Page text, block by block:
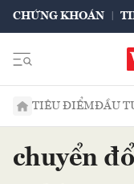
CHỨNG KHOÁN
TIÊU ĐIỂMĐẦU
chuyển